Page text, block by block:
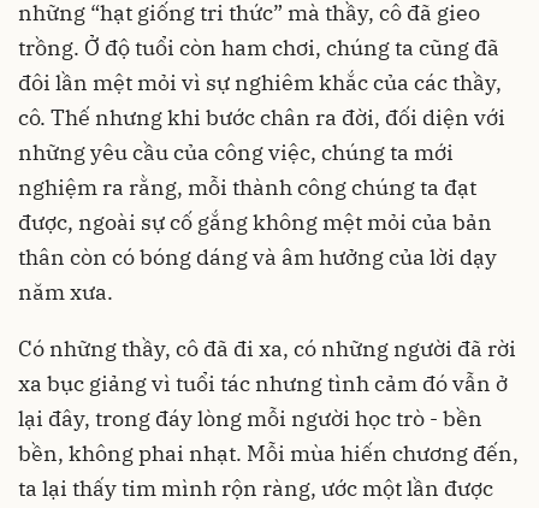
những “hạt giống tri thức” mà thầy, cô đã gieo
trồng. Ở độ tuổi còn ham chơi, chúng ta cũng đã
đôi lần mệt mỏi vì sự nghiêm khắc của các thầy,
cô. Thế nhưng khi bước chân ra đời, đối diện với
những yêu cầu của công việc, chúng ta mới
nghiệm ra rằng, mỗi thành công chúng ta đạt
được, ngoài sự cố gắng không mệt mỏi của bản
thân còn có bóng dáng và âm hưởng của lời dạy
năm xưa.
Có những thầy, cô đã đi xa, có những người đã rời
xa bục giảng vì tuổi tác nhưng tình cảm đó vẫn ở
lại đây, trong đáy lòng mỗi người học trò - bền
bền, không phai nhạt. Mỗi mùa hiến chương đến,
ta lại thấy tim mình rộn ràng, ước một lần được